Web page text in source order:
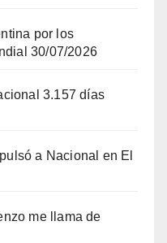
por los
30/07/2026
3.157 días
a Nacional en El
me llama de